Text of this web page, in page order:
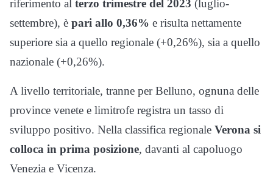
riferimento al terzo trimestre del 2023 (luglio-
settembre), è pari allo 0,36% e risulta nettamente
superiore sia a quello regionale (+0,26%), sia a quello
nazionale (+0,26%).
A livello territoriale, tranne per Belluno, ognuna delle
province venete e limitrofe registra un tasso di
sviluppo positivo. Nella classifica regionale Verona si
colloca in prima posizione, davanti al capoluogo
Venezia e Vicenza.